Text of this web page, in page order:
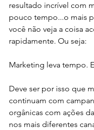
resultado incrível com
pouco tempo...o mais
você não veja a coisa
rapidamente. Ou seja:
Marketing leva tempo.
Deve ser por isso que
continuam com
orgânicas com ações
nos mais diferentes